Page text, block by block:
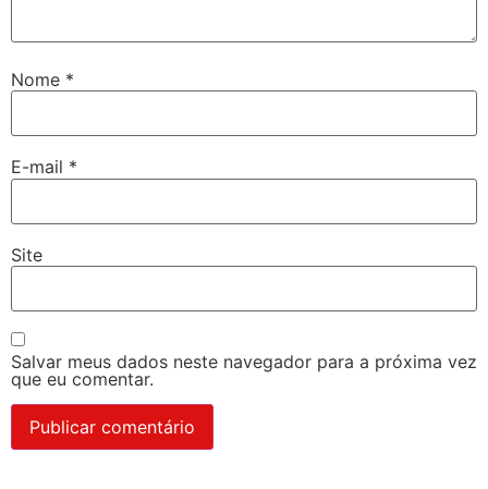
Nome *
E-mail *
Site
Salvar meus dados neste navegador para a próxima vez
que eu comentar.